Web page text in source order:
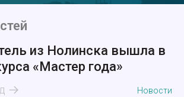
из Нолинска вышла в
«Мастер года»
Новости